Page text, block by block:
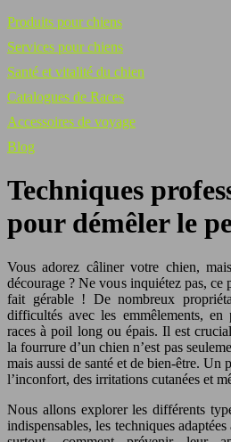
Produits pour chiens
Services pour chiens
Santé et vitalité du chien
Catalogues de Races
Accessoires de voyage
Blog
Techniques
pour démêler le
Vous adorez câliner votre chien,
décourage ? Ne vous inquiétez pas, ce
fait gérable ! De nombreux
difficultés avec les emmêlements,
races à poil long ou épais. Il est
la fourrure d’un chien n’est pas
mais aussi de santé et de bien-être. Un
l’inconfort, des irritations cutanées et
Nous allons explorer les différents
indispensables, les techniques